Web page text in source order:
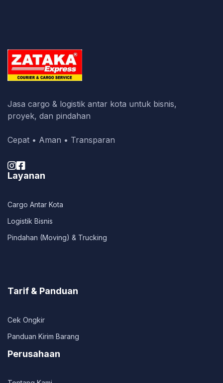
Jasa cargo & logistik antar kota untuk bisnis,
proyek, dan pindahan
Cepat • Aman • Transparan

Layanan
Cargo Antar Kota
Logistik Bisnis
Pindahan (Moving) & Trucking
Tarif & Panduan
Cek Ongkir
Panduan Kirim Barang
Perusahaan